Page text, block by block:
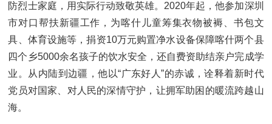
防烈士家庭，用实际行动致敬英雄。2020年起，他参加深圳
市对口帮扶新疆工作，为喀什儿童筹集衣物被褥、书包文
具、体育设施等，捐资10万元购置净水设备保障喀什两个县
四个乡5000余名孩子的饮水安全，还自费资助结亲户完成学
业。从内陆到边疆，他以“广东好人”的赤诚，诠释着新时代
党员对国家、对人民的深情守护，让拥军助困的暖流跨越山
海。